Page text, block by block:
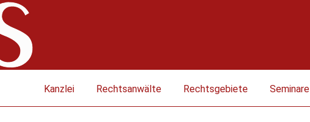
Kanzlei Rechtsanwälte Rechtsgebiete Seminare